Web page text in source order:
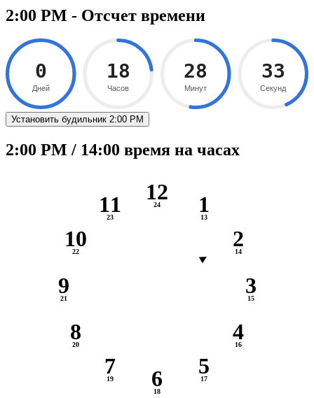
2:00 PM - Отсчет времени
0
Дней
18
Часов
28
Минут
32
Секунд
Установить будильник 2:00 PM
2:00 PM / 14:00 время на часах
1
2
3
4
5
6
7
8
9
10
11 12